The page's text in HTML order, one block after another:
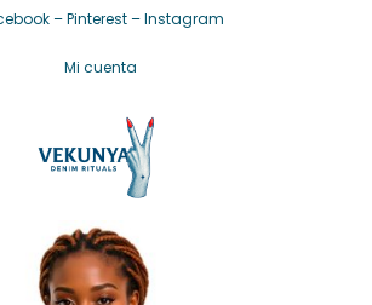
–Pinterest–Instagram
Mi cuenta